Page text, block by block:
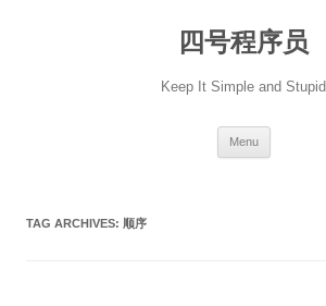
四号程序员
Keep It Simple and Stupid
Menu
TAG ARCHIVES: 顺序